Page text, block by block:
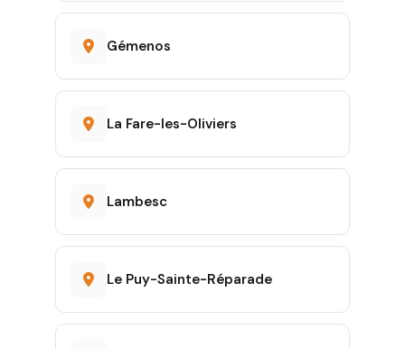
Gémenos
La Fare-les-Oliviers
Lambesc
Le Puy-Sainte-Réparade